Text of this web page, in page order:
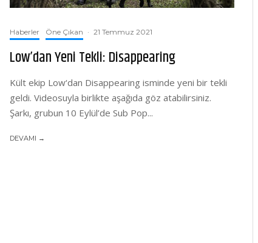
Haberler Öne Çıkan · 21 Temmuz 2021
Low’dan Yeni Tekli: Disappearing
Kült ekip Low‘dan Disappearing isminde yeni bir tekli
geldi. Videosuyla birlikte aşağıda göz atabilirsiniz.
Şarkı, grubun 10 Eylül’de Sub Pop...
DEVAMI →